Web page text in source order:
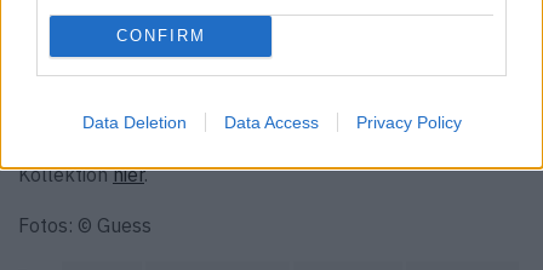
CONFIRM
Data Deletion Data Access Privacy Policy
Du bist eher in der Stimmung für Summer-Feelings?
Verstehen wir absolut.Hiererfährst du mehr über die
Kollektionhier.
Fotos: © Guess